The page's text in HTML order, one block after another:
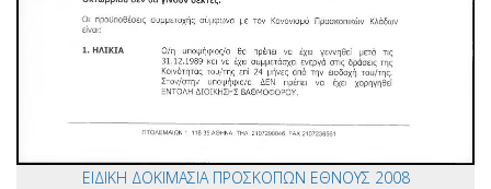
ΕΙΔΙΚΗ ΔΟΚΙΜΑΣΙΑ ΠΡΟΣΚΟΠΩΝ ΕΘΝΟΥΣ 2008